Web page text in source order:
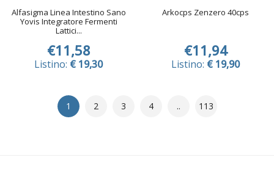
Alfasigma Linea Intestino Sano
Yovis Integratore Fermenti
Lattici...
€11,58
Listino: € 19,30
Arkocps Zenzero 40cps
€11,94
Listino: € 19,90
1 2 3 4 .. 113